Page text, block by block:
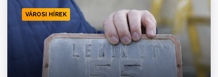
VÁROSI HÍREK